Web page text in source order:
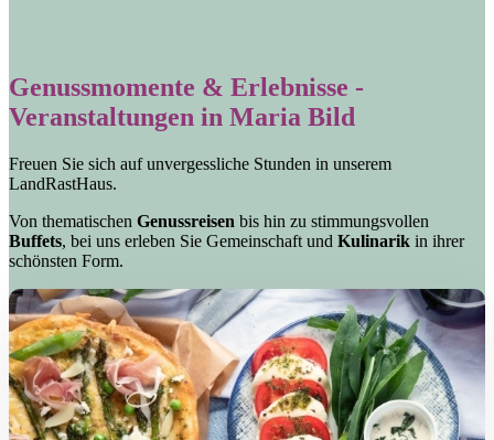
Genussmomente & Erlebnisse -
Veranstaltungen in Maria Bild
Freuen Sie sich auf unvergessliche Stunden in unserem
LandRastHaus.
Von thematischen Genussreisen bis hin zu stimmungsvollen
Buffets, bei uns erleben Sie Gemeinschaft und Kulinarik in ihrer
schönsten Form.